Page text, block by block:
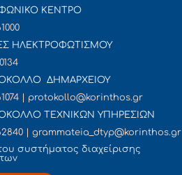
ΚΕΝΤΡΟ
ΗΛΕΚΤΡΟΦΩΤΙΣΜΟΥ
ΔΗΜΑΡΧΕΙΟΥ
| protokollo@korinthos.gr
ΤΕΧΝΙΚΩΝ ΥΠΗΡΕΣΙΩΝ
| grammateia_dtyp@korinthos.gr
συστήματος διαχείρισης